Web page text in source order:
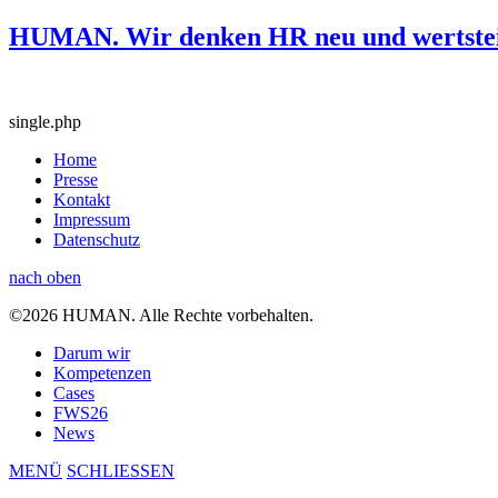
HUMAN. Wir denken HR neu und
single.php
Home
Presse
Kontakt
Impressum
Datenschutz
nach oben
©2026 HUMAN. Alle Rechte vorbehalten.
Darum wir
Kompetenzen
Cases
FWS26
News
MENÜ SCHLIESSEN